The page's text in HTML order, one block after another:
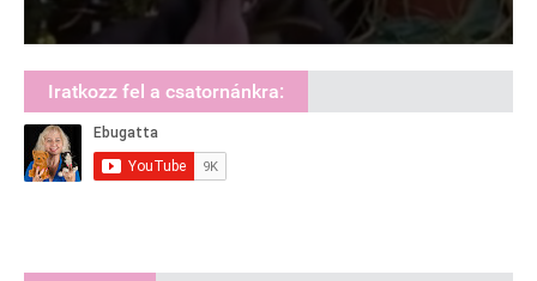
Iratkozz fel a csatornánkra: